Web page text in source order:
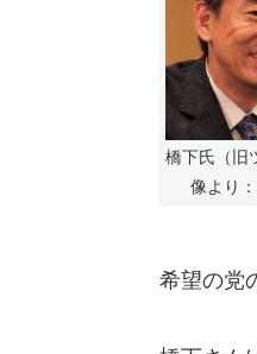
橋下氏（旧
像より：
希望の党